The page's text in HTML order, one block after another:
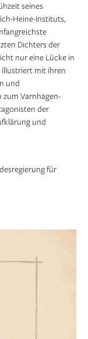
seines
Heine-Instituts,
Dichters der
nur eine Lücke in
mit ihren
und
zum Varnhagen-
der
und
für